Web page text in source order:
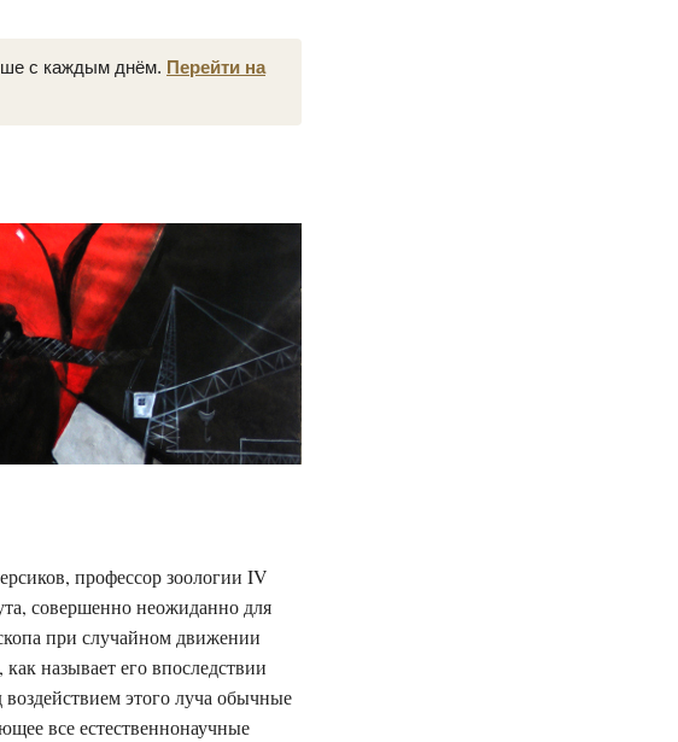
с каждым днём. Перейти на
профессор зоологии IV
совершенно неожиданно для
при случайном движении
называет его впоследствии
этого луча обычные
все естественнонаучные